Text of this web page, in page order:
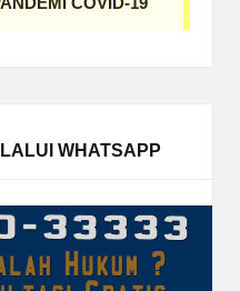
WHATSAPP